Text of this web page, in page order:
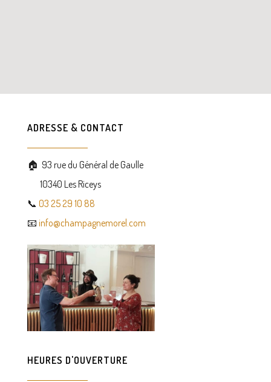
ADRESSE & CONTACT
🏠 93 rue du Général de Gaulle
10340 Les Riceys
📞 03 25 29 10 88
📧 info@champagnemorel.com
HEURES D'OUVERTURE